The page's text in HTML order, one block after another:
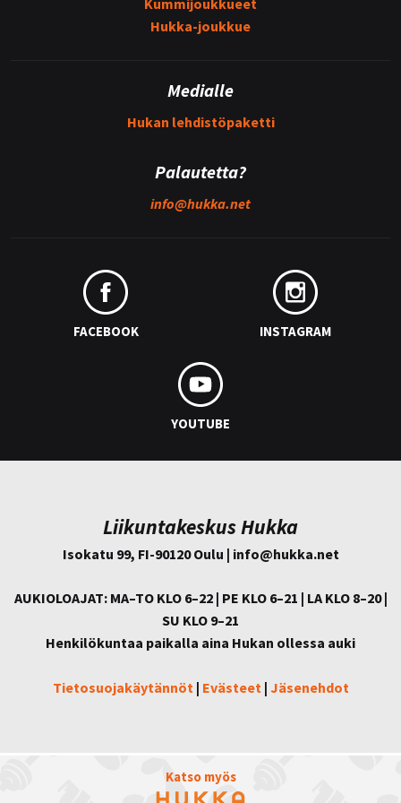
Kummijoukkueet
Hukka-joukkue
Medialle
Hukan lehdistöpaketti
Palautetta?
info@hukka.net
FACEBOOK INSTAGRAM
YOUTUBE
Liikuntakeskus Hukka
Isokatu 99, FI-90120 Oulu | info@hukka.net
AUKIOLOAJAT: MA–TO KLO 6–22 | PE KLO 6–21 | LA KLO 8–20 |
SU KLO 9–21
Henkilökuntaa paikalla aina Hukan ollessa auki
Tietosuojakäytännöt | Evästeet | Jäsenehdot
Katso myös